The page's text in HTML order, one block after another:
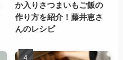
か入りさつまいもご飯の
作り方を紹介！藤井恵さ
んのレシピ